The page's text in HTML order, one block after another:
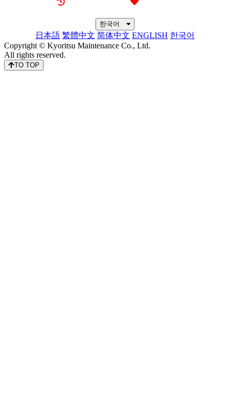
한국어
日本語 繁體中文 简体中文 ENGLISH 한국어
Copyright © Kyoritsu Maintenance Co., Ltd.
All rights reserved.
TO TOP